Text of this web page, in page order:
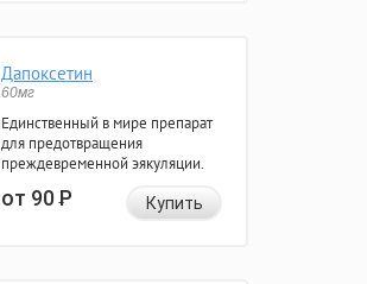
Дапоксетин
60мг
Единственный в мире препарат
для предотвращения
преждевременной эякуляции.
от 90Р Купить